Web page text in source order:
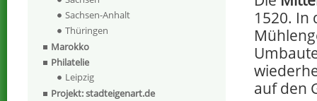
1520. In
auf den
Sachsen-Anhalt
Thüringen
Marokko
Philatelie
Leipzig
Projekt: stadteigenart.de